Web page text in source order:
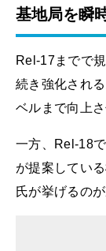
基地局を瞬
Rel-17までで
続き強化され
ベルまで向上さ
一方、Rel-18
が提案してい
氏が挙げるのが